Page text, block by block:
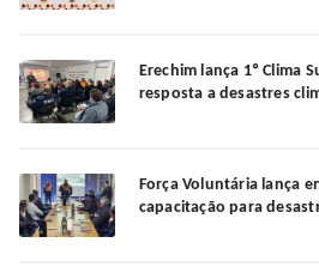
Erechim lança 1º Clima
resposta a desastres
Força Voluntária lança
capacitação para